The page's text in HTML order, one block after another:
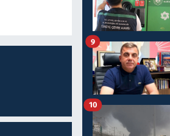
9
10